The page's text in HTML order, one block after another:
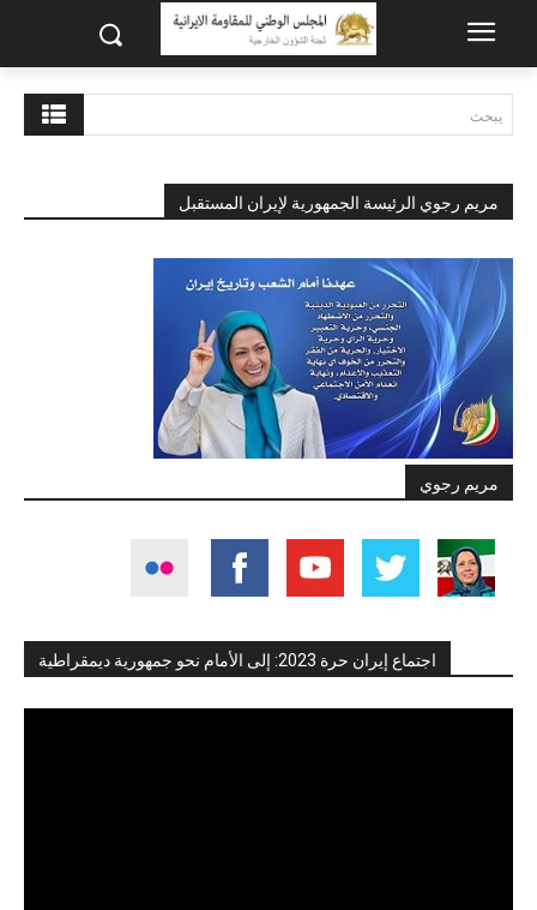
يبحث
مريم رجوي الرئيسة الجمهورية لإيران المستقبل
مريم رجوي
اجتماع إيران حرة 2023: إلى الأمام نحو جمهورية ديمقراطية